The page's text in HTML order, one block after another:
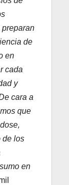
preparan
de
en
cada
y
cara a
que
de los
en